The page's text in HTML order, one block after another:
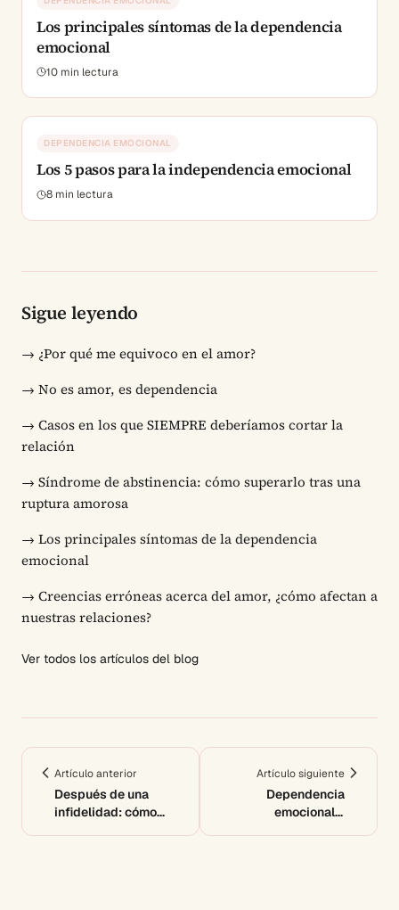
Los principales síntomas de la dependencia
emocional
10 min lectura
DEPENDENCIA EMOCIONAL
Los 5 pasos para la independencia emocional
8 min lectura
Sigue leyendo
→ ¿Por qué me equivoco en el amor?
→ No es amor, es dependencia
→ Casos en los que SIEMPRE deberíamos cortar la
relación
→ Síndrome de abstinencia: cómo superarlo tras una
ruptura amorosa
→ Los principales síntomas de la dependencia
emocional
→ Creencias erróneas acerca del amor, ¿cómo afectan a
nuestras relaciones?
Ver todos los artículos del blog
Artículo anterior
Después de una
infidelidad: cómo
Artículo siguiente
Dependencia
emocional e